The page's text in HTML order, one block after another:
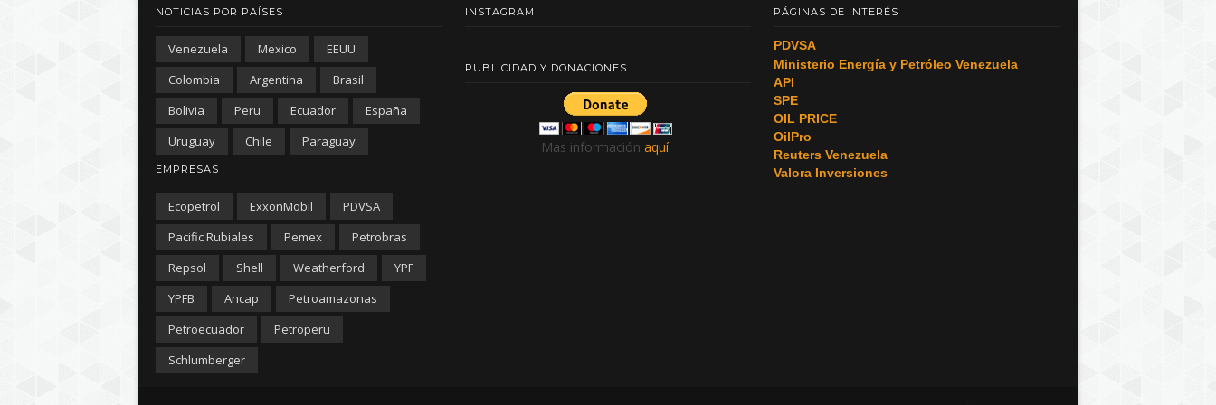
NOTICIAS POR PAÍSES
Venezuela Mexico
EEUU
Colombia
Argentina
Brasil
Bolivia
Peru Ecuador
España
Uruguay
Chile Paraguay
EMPRESAS
Ecopetrol ExxonMobil
PDVSA
Pacific Rubiales
Pemex
Petrobras
Repsol
Shell Weatherford
YPF
YPFB
Ancap
Petroamazonas
Petroecuador
Petroperu
Schlumberger
INSTAGRAM
PUBLICIDAD Y DONACIONES
Mas información aquí.
PÁGINAS DE INTERÉS
PDVSA
Ministerio Energía y Petróleo Venezuela
API
SPE
OIL PRICE
OilPro
Reuters Venezuela
Valora Inversiones